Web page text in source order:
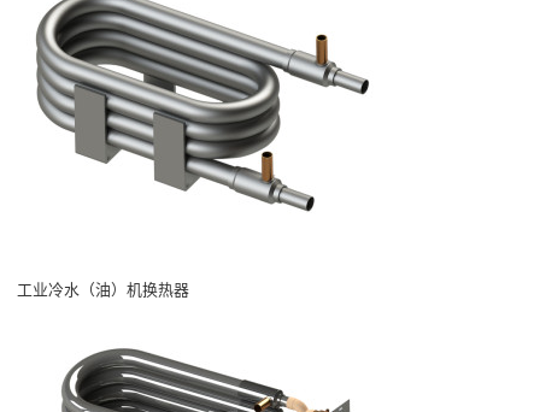
工业冷水（油）机换热器